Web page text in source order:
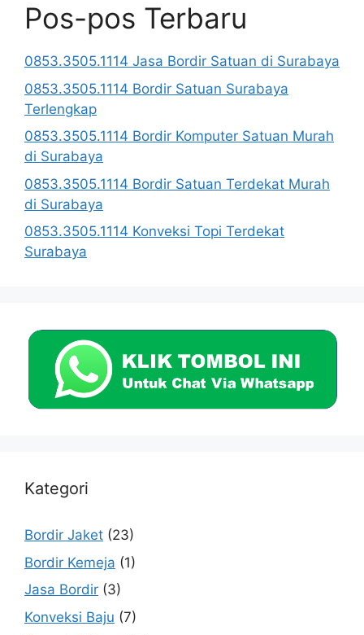
Pos-pos Terbaru
0853.3505.1114 Jasa Bordir Satuan di Surabaya
0853.3505.1114 Bordir Satuan Surabaya
Terlengkap
0853.3505.1114 Bordir Komputer Satuan Murah
di Surabaya
0853.3505.1114 Bordir Satuan Terdekat Murah
di Surabaya
0853.3505.1114 Konveksi Topi Terdekat
Surabaya
Kategori
Bordir Jaket (23)
Bordir Kemeja (1)
Jasa Bordir (3)
Konveksi Baju (7)